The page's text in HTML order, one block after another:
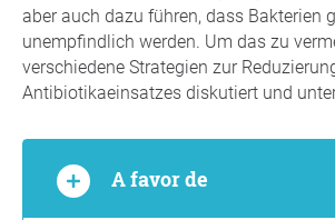
aber auch dazu führen, dass Bakterien
unempfindlich werden. Um das zu
verschiedene Strategien zur
Antibiotikaeinsatzes diskutiert und
A favor de